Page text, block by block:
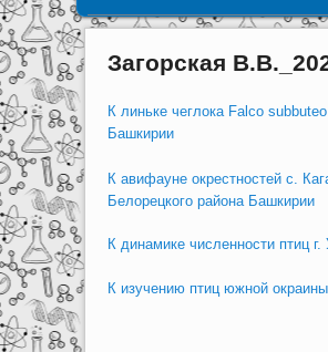
Загорская
К линьке чеглока Falco
Башкирии
К авифауне окрестностей с.
Белорецкого района Башкирии
К динамике численности птиц
К изучению птиц южной